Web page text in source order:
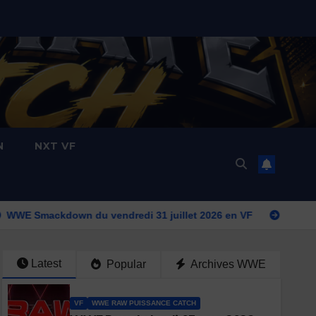
NXT VF
du vendredi 31 juillet 2026 en VF WWE Raw du
Latest Popular Archives WWE
VF WWE RAW PUISSANCE CATCH